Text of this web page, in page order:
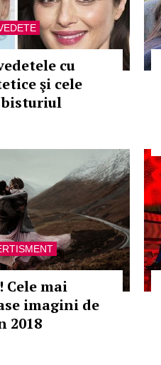
cu
şi cele
bisturiul
Cele mai
imagini de
2018